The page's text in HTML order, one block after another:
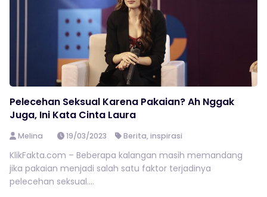
Pelecehan Seksual Karena Pakaian? Ah Nggak
Juga, Ini Kata Cinta Laura
Melina 19/03/2023 Berita,inspirasi
KlikFakta.com – Beberapa kalangan masih memandang
jika pakaian menjadi salah satu faktor terjadinya
pelecehan seksual....